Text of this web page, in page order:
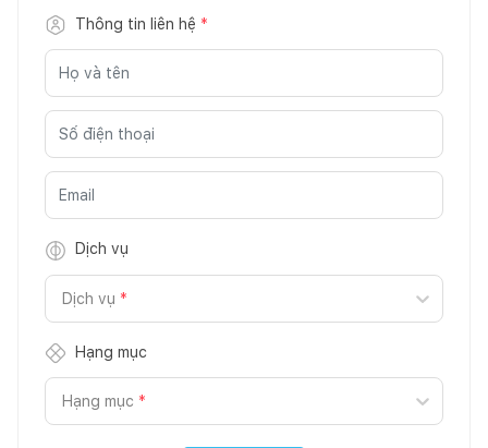
Thông tin liên hệ *
Dịch vụ
Dịch vụ *
Hạng mục
Hạng mục *